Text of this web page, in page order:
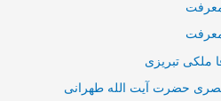
ملکی تبریزی
حضرت آیت الله طهرانی